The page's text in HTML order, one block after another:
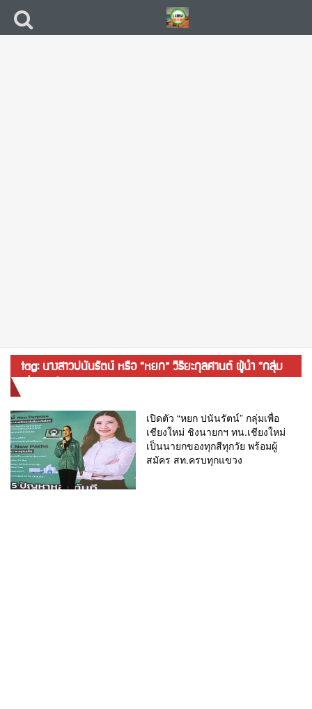
tag: นางสาวปนันรัตน์ หรือ “หยก” วิริยะกุลศานต์ ผู้นำ “กลุ่ม
เปิดตัว “หยก ปนันรัตน์” กลุ่มเพื่อ
เชียงใหม่ ชิงนายกฯ ทน.เชียงใหม่
เป็นนายกของทุกสีทุกวัย พร้อมผู้
สมัคร สท.ครบทุกแขวง